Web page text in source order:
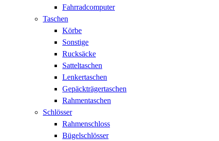
Fahrradcomputer
Taschen
Körbe
Sonstige
Rucksäcke
Satteltaschen
Lenkertaschen
Gepäckträgertaschen
Rahmentaschen
Schlösser
Rahmenschloss
Bügelschlösser